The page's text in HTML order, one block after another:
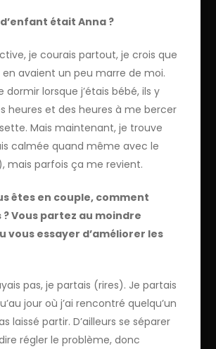
était Anna ?
je courais partout, je crois que
avaient un peu marre de moi.
dormir lorsque j’étais bébé, ils y
heures et des heures à me bercer
Mais maintenant, je trouve
calmée quand même avec le
mais parfois ça me revient.
êtes en couple, comment
Vous partez au moindre
vous essayer d’améliorer les
pas, je partais (rires). Je partais
jour où j’ai rencontré quelqu’un
laissé partir. D’ailleurs se séparer
régler le problème, donc